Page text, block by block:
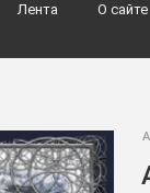
Лента О сайте